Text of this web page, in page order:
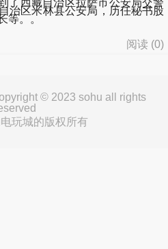
治区米林县公安局，历任秘书股
等。。
阅读 (0)
© 2023 sohu all rights
玩城的版权所有